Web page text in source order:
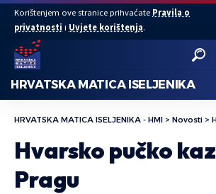
Korištenjem ove stranice prihvaćate Pravila o
privatnosti i Uvjete korištenja.
HRVATSKA MATICA ISELJENIKA
HRVATSKA MATICA ISELJENIKA - HMI > Novosti >
Hvarsko pučko
Pragu